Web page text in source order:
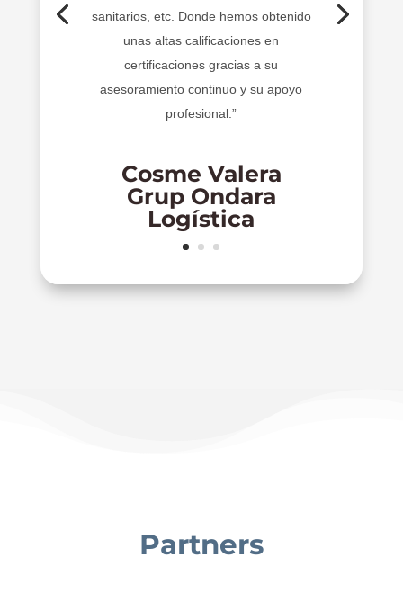
sanitarios, etc. Donde hemos obtenido
unas altas calificaciones en
certificaciones gracias a su
asesoramiento continuo y su apoyo
profesional.”
Cosme Valera
Grup Ondara
Logística
Partners